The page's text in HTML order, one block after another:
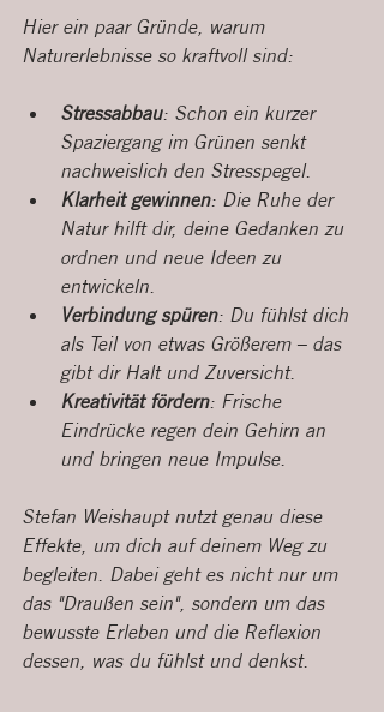
Hier ein paar Gründe, warum
Naturerlebnisse so kraftvoll sind:
Stressabbau: Schon ein kurzer
Spaziergang im Grünen senkt
nachweislich den Stresspegel.
Klarheit gewinnen: Die Ruhe der
Natur hilft dir, deine Gedanken zu
ordnen und neue Ideen zu
entwickeln.
Verbindung spüren: Du fühlst dich
als Teil von etwas Größerem – das
gibt dir Halt und Zuversicht.
Kreativität fördern: Frische
Eindrücke regen dein Gehirn an
und bringen neue Impulse.
Stefan Weishaupt nutzt genau diese
Effekte, um dich auf deinem Weg zu
begleiten. Dabei geht es nicht nur um
das "Draußen sein", sondern um das
bewusste Erleben und die Reflexion
dessen, was du fühlst und denkst.